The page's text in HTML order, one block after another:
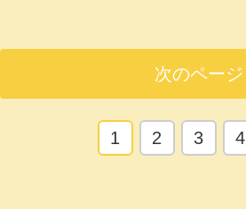
次のページ
1 2 3 4